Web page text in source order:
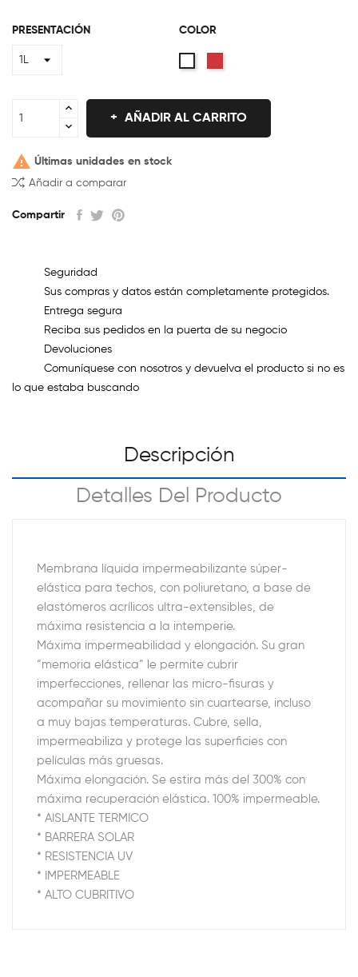
PRESENTACIÓN COLOR
AÑADIR AL CARRITO
 Últimas unidades en stock
Añadir a comparar
Compartir
Seguridad
Sus compras y datos están completamente protegidos.
Entrega segura
Reciba sus pedidos en la puerta de su negocio
Devoluciones
Comuníquese con nosotros y devuelva el producto si no es
lo que estaba buscando
Descripción
Detalles Del Producto
Membrana líquida impermeabilizante súper-
elástica para techos, con poliuretano, a base de
elastómeros acrílicos ultra-extensibles, de
máxima resistencia a la intemperie.
Máxima impermeabilidad y elongación. Su gran
“memoria elástica” le permite cubrir
imperfecciones, rellenar las micro-fisuras y
acompañar su movimiento sin cuartearse, incluso
a muy bajas temperaturas. Cubre, sella,
impermeabiliza y protege las superficies con
películas más gruesas.
Máxima elongación. Se estira más del 300% con
máxima recuperación elástica. 100% impermeable.
* AISLANTE TERMICO
* BARRERA SOLAR
* RESISTENCIA UV
* IMPERMEABLE
* ALTO CUBRITIVO